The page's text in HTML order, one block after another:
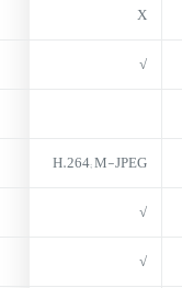
X
√
H.264; M-JPEG
√
√